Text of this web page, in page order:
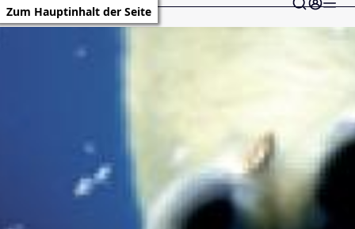
Zum Hauptinhalt der Seite